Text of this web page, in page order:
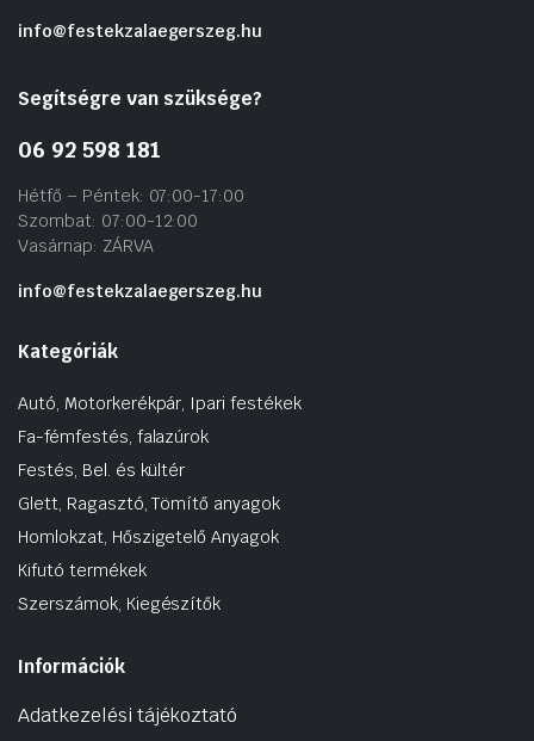
info@festekzalaegerszeg.hu
Segítségre van szüksége?
06 92 598 181
Hétfő – Péntek: 07:00-17:00
Szombat: 07:00-12:00
Vasárnap: ZÁRVA
info@festekzalaegerszeg.hu
Kategóriák
Autó, Motorkerékpár, Ipari festékek
Fa-fémfestés, falazúrok
Festés, Bel. és kültér
Glett, Ragasztó, Tömítő anyagok
Homlokzat, Hőszigetelő Anyagok
Kifutó termékek
Szerszámok, Kiegészítők
Információk
Adatkezelési tájékoztató